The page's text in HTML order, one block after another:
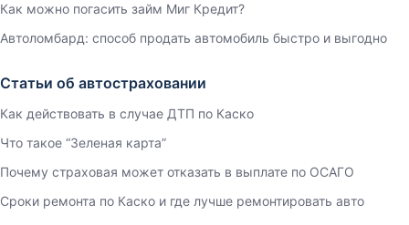
Как можно погасить займ Миг Кредит?
Автоломбард: способ продать автомобиль быстро и выгодно
Статьи об автостраховании
Как действовать в случае ДТП по Каско
Что такое “Зеленая карта”
Почему страховая может отказать в выплате по ОСАГО
Сроки ремонта по Каско и где лучше ремонтировать авто